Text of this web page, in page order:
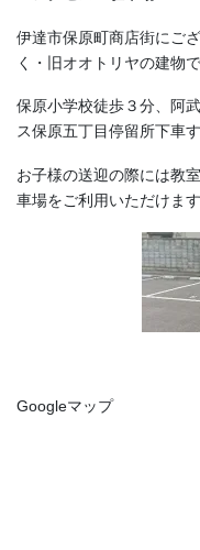
伊達市保原町商店街にご
く・旧オオトリヤの建物で
保原小学校徒歩３分、阿
ス保原五丁目停留所下車
お子様の送迎の際には教
車場をご利用いただけます
Googleマップ